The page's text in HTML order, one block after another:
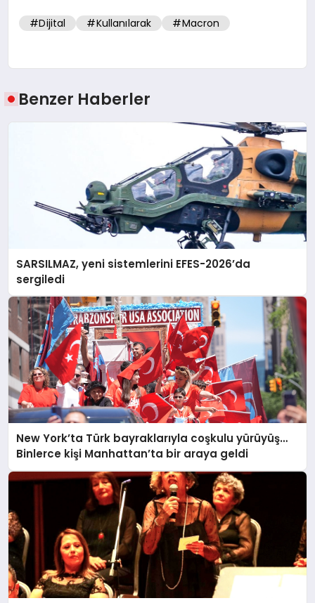
#Dijital #Kullanılarak #Macron
Benzer Haberler
SARSILMAZ, yeni sistemlerini EFES-2026’da
sergiledi
New York’ta Türk bayraklarıyla coşkulu yürüyüş…
Binlerce kişi Manhattan’ta bir araya geldi